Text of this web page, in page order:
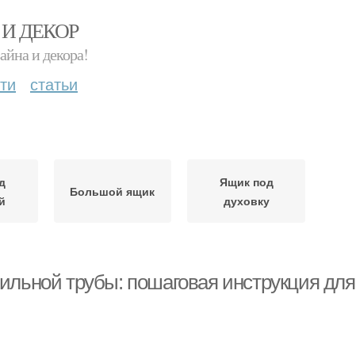
ДЕКОР
и декора!
статьи
Большой ящик
Ящик под
духовку
трубы: пошаговая инструкция для